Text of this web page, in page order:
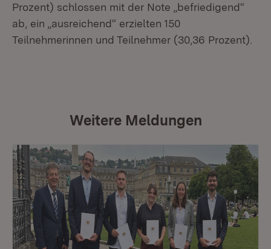
Prozent) schlossen mit der Note „befriedigend“
ab, ein „ausreichend“ erzielten 150
Teilnehmerinnen und Teilnehmer (30,36 Prozent).
Weitere Meldungen